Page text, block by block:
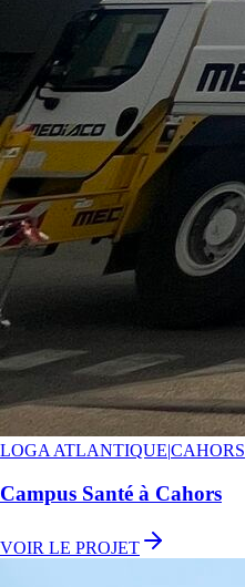
LOGA ATLANTIQUE|CAHORS
Campus Santé à Cahors
VOIR LE PROJET